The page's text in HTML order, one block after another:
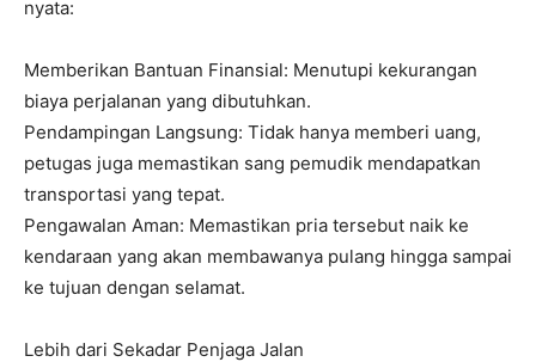
nyata:
Memberikan Bantuan Finansial: Menutupi kekurangan
biaya perjalanan yang dibutuhkan.
Pendampingan Langsung: Tidak hanya memberi uang,
petugas juga memastikan sang pemudik mendapatkan
transportasi yang tepat.
Pengawalan Aman: Memastikan pria tersebut naik ke
kendaraan yang akan membawanya pulang hingga sampai
ke tujuan dengan selamat.
Lebih dari Sekadar Penjaga Jalan